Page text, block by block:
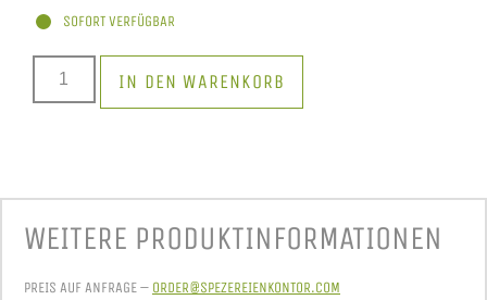
SOFORT VERFÜGBAR
IN DEN WARENKORB
WEITERE PRODUKT­INFORMATIONEN
PREIS AUF ANFRAGE – ORDER@SPEZEREIENKONTOR.COM